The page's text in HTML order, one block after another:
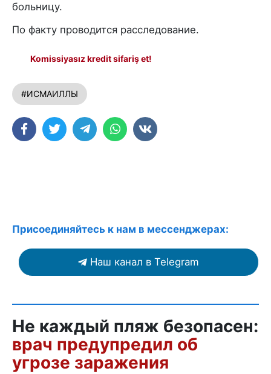
больницу.
По факту проводится расследование.
Komissiyasız kredit sifariş et!
#ИСМАИЛЛЫ
Присоединяйтесь к нам в мессенджерах:
Наш канал в Telegram
Не каждый пляж безопасен:
врач предупредил об
угрозе заражения